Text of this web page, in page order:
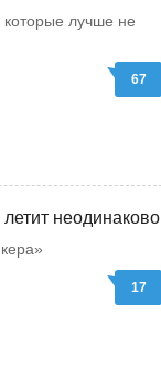
которые лучше не
67
неодинаково
17